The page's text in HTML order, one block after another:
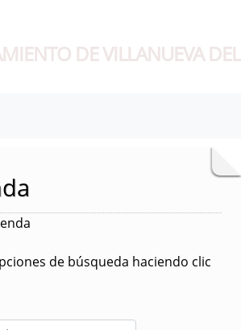
DE VILLANUEVA
de búsqueda haciendo clic